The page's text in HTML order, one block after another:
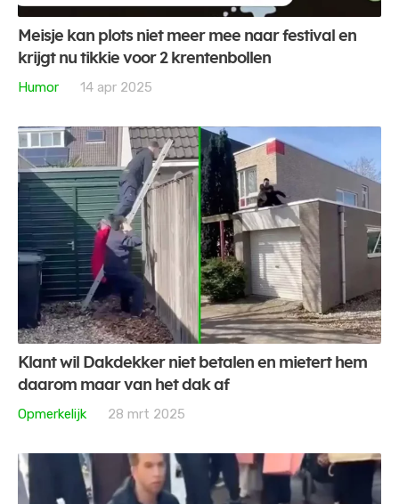
Meisje kan plots niet meer mee naar festival en
krijgt nu tikkie voor 2 krentenbollen
Humor
14 apr 2025
Klant wil Dakdekker niet betalen en mietert hem
daarom maar van het dak af
Opmerkelijk
28 mrt 2025